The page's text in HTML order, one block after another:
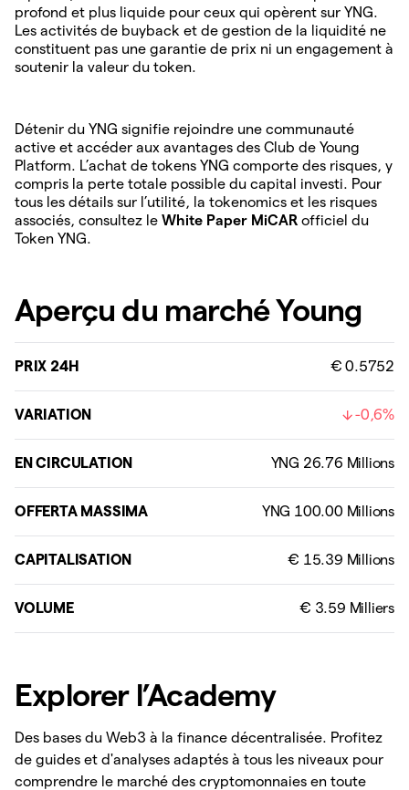
profond et plus liquide pour ceux qui opèrent sur YNG.
Les activités de buyback et de gestion de la liquidité ne
constituent pas une garantie de prix ni un engagement à
soutenir la valeur du token.
Détenir du YNG signifie rejoindre une communauté
active et accéder aux avantages des Club de Young
Platform. L’achat de tokens YNG comporte des risques, y
compris la perte totale possible du capital investi. Pour
tous les détails sur l’utilité, la tokenomics et les risques
associés, consultez le White Paper MiCAR officiel du
Token YNG.
Aperçu du marché Young
PRIX 24H € 0.5752
VARIATION -0,6%
EN CIRCULATION
OFFERTA MASSIMA
CAPITALISATION € 15.39 Millions
VOLUME
Explorer l’Academy
Des bases du Web3 à la finance décentralisée. Profitez
de guides et d'analyses adaptés à tous les niveaux pour
comprendre le marché des cryptomonnaies en toute